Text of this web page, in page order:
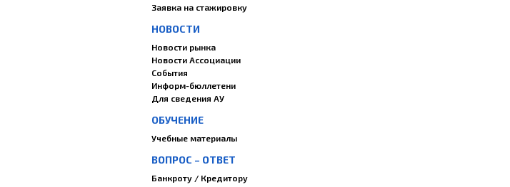
Заявка на стажировку
НОВОСТИ
Новости рынка
Новости Ассоциации
События
Информ-бюллетени
Для сведения АУ
ОБУЧЕНИЕ
Учебные материалы
ВОПРОС – ОТВЕТ
Банкроту / Кредитору